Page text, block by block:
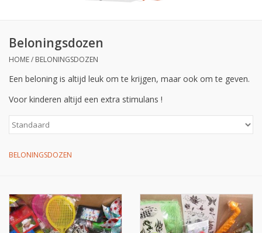
Beloningsdozen
Prijs
Op de speelplaats
Beloningsdozen
HOME/ BELONINGSDOZEN
Een beloning is altijd leuk om te krijgen, maar ook om te geven.
Voor kinderen altijd een extra stimulans !
BELONINGSDOZEN